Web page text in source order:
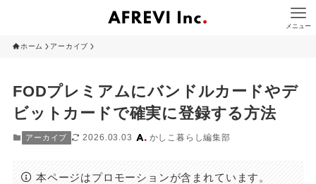
メニュー
ホーム アーカイブ
FODプレミアムにバンドルカードやデ
ビットカードで確実に登録する方法
アーカイブ 2026.03.03 かしこ暮らし編集部
本ページはプロモーションが含まれています。